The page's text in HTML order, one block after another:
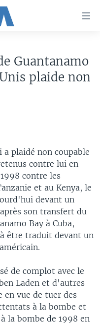
Guantanamo
plaide non
a plaidé non coupable
contre lui en
contre les
et au Kenya, le
devant un
son transfert du
Bay à Cuba,
être traduit devant un
de complot avec le
Laden et d'autres
en vue de tuer des
à la bombe et
la bombe de 1998 en